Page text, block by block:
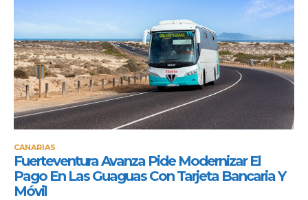
CANARIAS
Fuerteventura Avanza Pide Modernizar El
Pago En Las Guaguas Con Tarjeta Bancaria Y
Móvil